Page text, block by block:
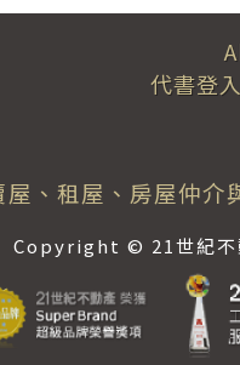
代書登入
屋、租屋、房屋仲
Copyright © 21世紀不